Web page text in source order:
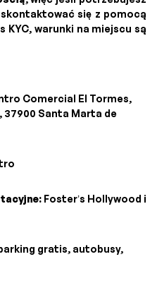
się z pomocą
warunki na miejscu są
Comercial El Tormes,
37900 Santa Marta de
Foster’s Hollywood i
gratis, autobusy,